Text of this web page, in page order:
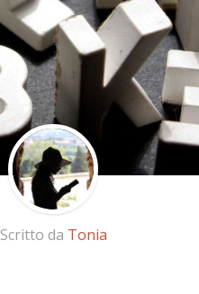
Scritto da Tonia